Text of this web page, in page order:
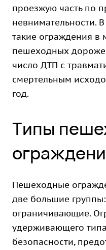
проезжую часть по
невнимательности.
такие ограждения в
пешеходных
число ДТП с
смертельным
год.
Типы
Пешеходные
две большие
ограничивающие.
удерживающего
безопасности,